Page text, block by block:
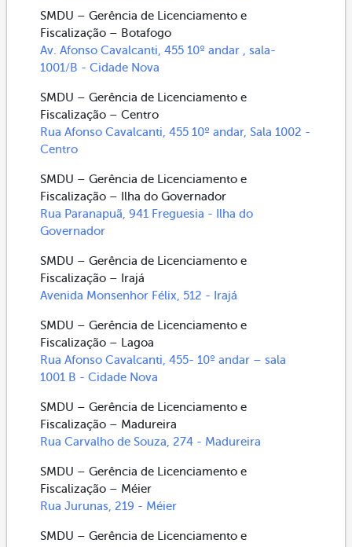
SMDU – Gerência de Licenciamento e
Fiscalização – Botafogo
Av. Afonso Cavalcanti, 455 10º andar , sala-
1001/B - Cidade Nova
SMDU – Gerência de Licenciamento e
Fiscalização – Centro
Rua Afonso Cavalcanti, 455 10º andar, Sala 1002 -
Centro
SMDU – Gerência de Licenciamento e
Fiscalização – Ilha do Governador
Rua Paranapuã, 941 Freguesia - Ilha do
Governador
SMDU – Gerência de Licenciamento e
Fiscalização – Irajá
Avenida Monsenhor Félix, 512 - Irajá
SMDU – Gerência de Licenciamento e
Fiscalização – Lagoa
Rua Afonso Cavalcanti, 455- 10º andar – sala
1001 B - Cidade Nova
SMDU – Gerência de Licenciamento e
Fiscalização – Madureira
Rua Carvalho de Souza, 274 - Madureira
SMDU – Gerência de Licenciamento e
Fiscalização – Méier
Rua Jurunas, 219 - Méier
SMDU – Gerência de Licenciamento e